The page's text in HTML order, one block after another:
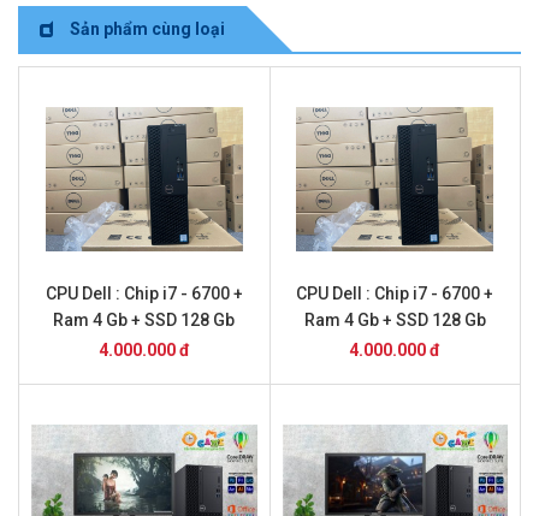
Sản phẩm cùng loại
CPU Dell : Chip i7 - 6700 +
Ram 4 Gb + SSD 128 Gb
4.000.000 đ
CPU Dell : Chip i7 - 6700 +
Ram 4 Gb + SSD 128 Gb
4.000.000 đ